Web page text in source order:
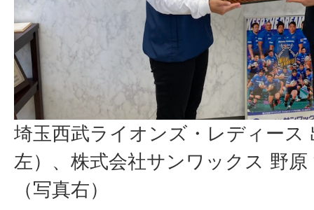
埼玉西武ライオンズ・レディース
左）、株式会社サンワックス 野
（写真右）